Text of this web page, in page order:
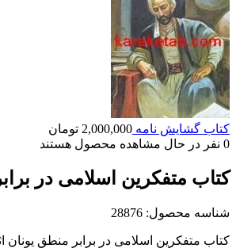
کتاب گشایش نامه 2,000,000 تومان
0 نفر در حال مشاهده محصول هستند
کتاب متفکرین اسلامی در
شناسه محصول: 28876
کتاب متفکرین اسلامی در برابر منطق